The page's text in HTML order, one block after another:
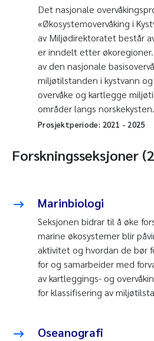
Det nasjonale
«Økosystemovervåking i
av Miljødirektoratet består
er inndelt etter
av den nasjonale
miljøtilstanden i kystvann
overvåke og kartlegge
områder langs norskekysten.
Prosjektperiode: 2021 - 2025
Forskningsseksjoner
Marinbiologi
Seksjonen bidrar til å øke
marine økosystemer blir
aktivitet og hvordan de bør
for og samarbeider med
av kartleggings- og
for klassifisering av
Oseanografi